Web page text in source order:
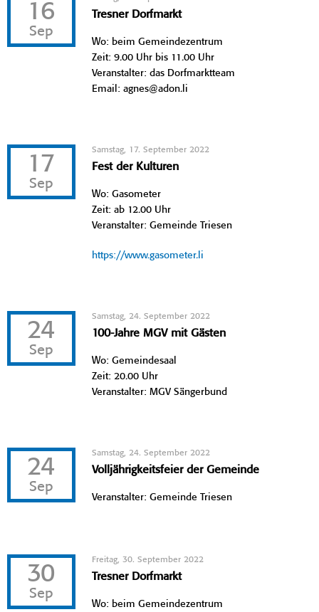
16
Sep
Tresner Dorfmarkt
Wo: beim Gemeindezentrum
Zeit: 9.00 Uhr bis 11.00 Uhr
Veranstalter: das Dorfmarktteam
Email: agnes@adon.li
17
Sep
Samstag, 17. September 2022
Fest der Kulturen
Wo: Gasometer
Zeit: ab 12.00 Uhr
Veranstalter: Gemeinde Triesen
https://www.gasometer.li
24
Sep
Samstag, 24. September 2022
100-Jahre MGV mit Gästen
Wo: Gemeindesaal
Zeit: 20.00 Uhr
Veranstalter: MGV Sängerbund
24
Sep
Samstag, 24. September 2022
Volljährigkeitsfeier der Gemeinde
Veranstalter: Gemeinde Triesen
30
Sep
Freitag, 30. September 2022
Tresner Dorfmarkt
Wo: beim Gemeindezentrum